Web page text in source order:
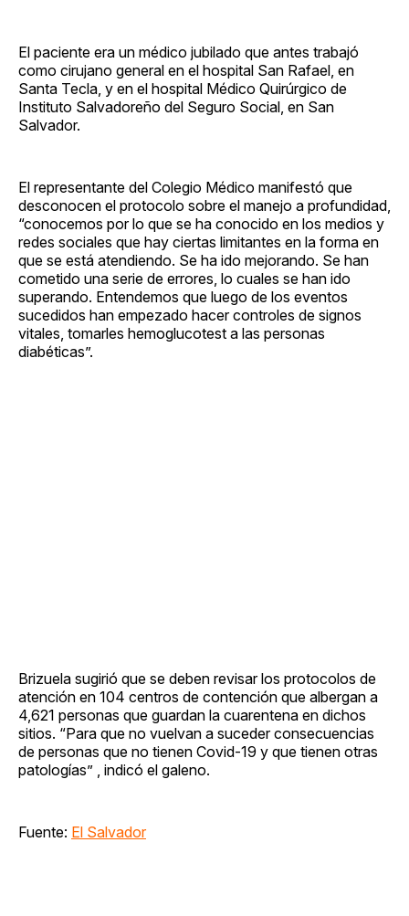
El paciente era un médico jubilado que antes trabajó
como cirujano general en el hospital San Rafael, en
Santa Tecla, y en el hospital Médico Quirúrgico de
Instituto Salvadoreño del Seguro Social, en San
Salvador.
El representante del Colegio Médico manifestó que
desconocen el protocolo sobre el manejo a profundidad,
“conocemos por lo que se ha conocido en los medios y
redes sociales que hay ciertas limitantes en la forma en
que se está atendiendo. Se ha ido mejorando. Se han
cometido una serie de errores, lo cuales se han ido
superando. Entendemos que luego de los eventos
sucedidos han empezado hacer controles de signos
vitales, tomarles hemoglucotest a las personas
diabéticas”.
Brizuela sugirió que se deben revisar los protocolos de
atención en 104 centros de contención que albergan a
4,621 personas que guardan la cuarentena en dichos
sitios. “Para que no vuelvan a suceder consecuencias
de personas que no tienen Covid-19 y que tienen otras
patologías” , indicó el galeno.
Fuente: El Salvador